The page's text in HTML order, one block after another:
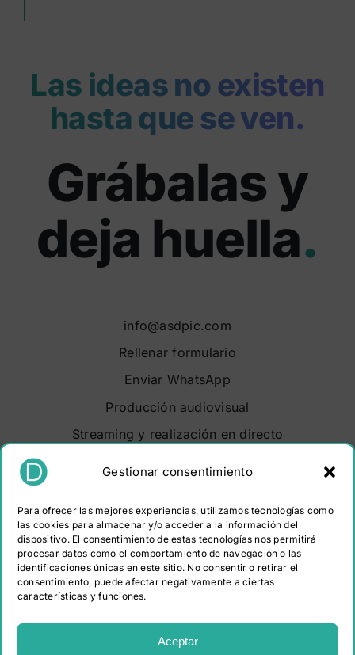
Gestionar consentimiento
Para ofrecer las mejores experiencias, utilizamos tecnologías como
las cookies para almacenar y/o acceder a la información del
dispositivo. El consentimiento de estas tecnologías nos permitirá
procesar datos como el comportamiento de navegación o las
identificaciones únicas en este sitio. No consentir o retirar el
consentimiento, puede afectar negativamente a ciertas
características y funciones.
Aceptar
Las ideas no existen
hasta que se ven.
Grábalas y
deja huella.
info@asdpic.com
Rellenar formulario
Enviar WhatsApp
Producción audiovisual
Streaming y realización en directo
Sobre nosotros
Portfolio
Contacto
PROGRAMA KIT DIGITAL COFINANCIADO POR LOS
FONDOS NEXT GENERATION (EU) DEL MECANISMO DE
RECUPERACIÓN Y RESILIENCIA